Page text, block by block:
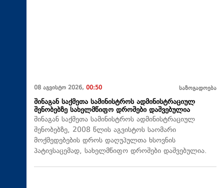
08 აგვისტო 2026, 00:50 საზოგადოება
შინაგან საქმეთა სამინისტროს ადმინისტრაციულ
შენობებზე სახელმწიფო დროშები დაშვებულია
შინაგან საქმეთა სამინისტროს ადმინისტრაციულ
შენობებზე, 2008 წლის აგვისტოს საომარი
მოქმედებების დროს დაღუპულთა ხსოვნის
პატივსაცემად, სახელმწიფო დროშები დაშვებულია.